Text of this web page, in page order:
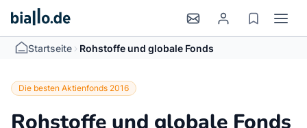
Startseite > Rohstoffe und globale Fonds
Die besten Aktienfonds 2016
Rohstoffe und globale Fonds